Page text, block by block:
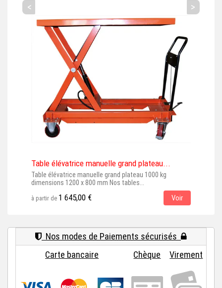
< >
Table élévatrice manuelle grand plateau...
Table élévatrice manuelle grand plateau 1000 kg
dimensions 1200 x 800 mm Nos tables...
à partir de 1 645,00 € Voir
Nos modes de Paiements sécurisés
Carte bancaire
Chèque Virement